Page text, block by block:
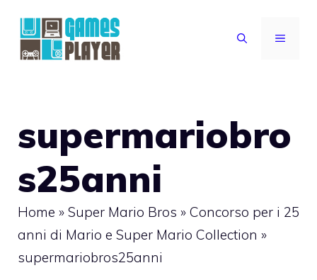
contenuto
MENU
supermariobro
s25anni
Home » Super Mario Bros » Concorso per i 25
anni di Mario e Super Mario Collection »
supermariobros25anni